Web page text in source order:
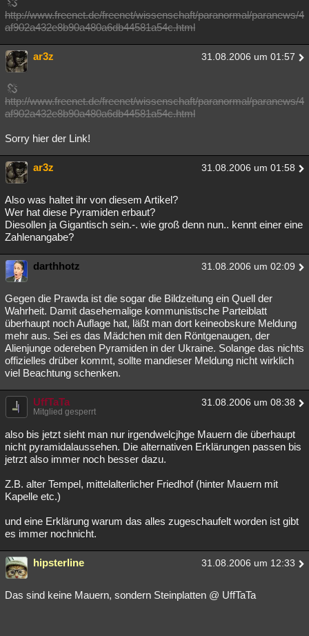
http://www.freenet.de/freenet/wissenschaft/paranormal/paranews/4
af902a432e8b90a480a6db44581a54c.html
ar3z 31.08.2006 um 01:57
http://www.freenet.de/freenet/wissenschaft/paranormal/paranews/4
af902a432e8b90a480a6db44581a54c.html
Sorry hier der Link!
ar3z 31.08.2006 um 01:58
Also was haltet ihr von diesem Artikel?
Wer hat diese Pyramiden erbaut?
Diesollen ja Gigantisch sein.-. wie groß denn nun.. kennt einer eine
Zahlenangabe?
darthhotz 31.08.2006 um 02:09
Gegen die Prawda ist die sogar die Bildzeitung ein Quell der
Wahrheit. Damit dasehemalige kommunistische Parteiblatt
überhaupt noch Auflage hat, läßt man dort keineobskure Meldung
mehr aus. Sei es das Mädchen mit den Röntgenaugen, der
Alienjunge odereben Pyramiden in der Ukraine. Solange das nichts
offizielles drüber kommt, sollte mandieser Meldung nicht wirklich
viel Beachtung schenken.
UffTaTa 31.08.2006 um 08:38
Mitglied gesperrt
also bis jetzt sieht man nur irgendwelcjhge Mauern die überhaupt
nicht pyramidalaussehen. Die alternativen Erklärungen passen bis
jetrzt also immer noch besser dazu.
Z.B. alter Tempel, mittelalterlicher Friedhof (hinter Mauern mit
Kapelle etc.)
und eine Erklärung warum das alles zugeschaufelt worden ist gibt
es immer nochnicht.
hipsterline 31.08.2006 um 12:33
Das sind keine Mauern, sondern Steinplatten @ UffTaTa